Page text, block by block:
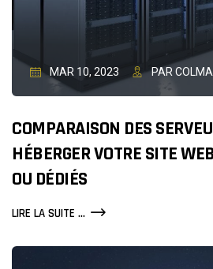
MAR 10, 2023 PAR
COMPARAISON DES
HÉBERGER VOTRE SITE
OU DÉDIÉS
LIRE LA SUITE ...COMPARAISON